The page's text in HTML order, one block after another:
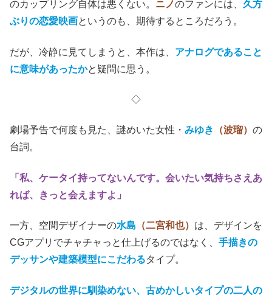
のカップリング自体は悪くない。 ニノのファンには、 久方
ぶりの恋愛映画というのも、期待するところだろう。
だが、冷静に見てしまうと、本作は、 アナログであること
に意味があったかと疑問に思う。
◇
劇場予告で何度も見た、謎めいた女性・ みゆき （波瑠） の
台詞。
「私、ケータイ持ってないんです。会いたい気持ちさえあ
れば、きっと会えますよ」
一方、空間デザイナーの水島 （二宮和也） は、デザインを
CGアプリでチャチャっと仕上げるのではなく、 手描きの
デッサンや建築模型にこだわるタイプ。
デジタルの世界に馴染めない、古めかしいタイプの二人の